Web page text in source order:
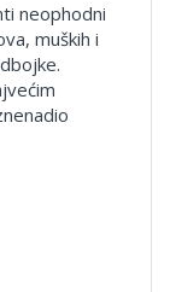
neophodni
muških i